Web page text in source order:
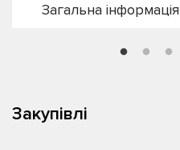
Загальна інформація
Закупівлі